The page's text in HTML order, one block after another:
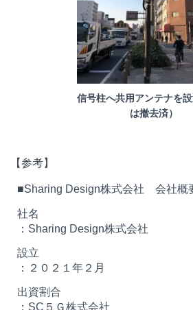
信号柱へ共用アンテナを
は撤去済）
【参考】
■Sharing Design株式会社 会社概
社名
Sharing Design株式会社
設立
２０２１年２月
出資割合
SC５Ｇ株式会社